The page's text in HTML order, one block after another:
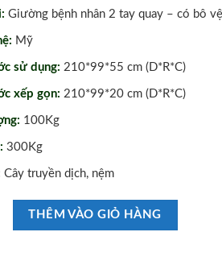
Giường bệnh nhân 2 tay quay – có bô
Mỹ
sử dụng: 210*99*55 cm (D*R*C)
xếp gọn: 210*99*20 cm (D*R*C)
100Kg
300Kg
Cây truyền dịch, nệm
Tay Quay Có Bô Vệ Sinh Lucass GB-T43 số
THÊM VÀO GIỎ HÀNG